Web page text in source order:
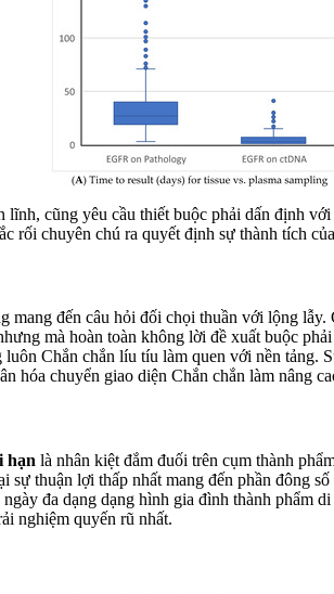
cũng yêu cầu thiết buộc phải dấn định
rối chuyên chú ra quyết định sự thành tích
mang đến câu hỏi đối chọi thuần với lộng
mà hoàn toàn không lời đề xuất buộc
Chắn chắn líu tíu làm quen với nền
hóa chuyển giao diện Chắn chắn làm nâng
hạn là nhân kiệt đắm đuối trên cụm thành
thuận lợi thấp nhất mang đến phần đông
đa dạng dạng hình gia đình thành phẩm
nghiệm quyến rũ nhất.